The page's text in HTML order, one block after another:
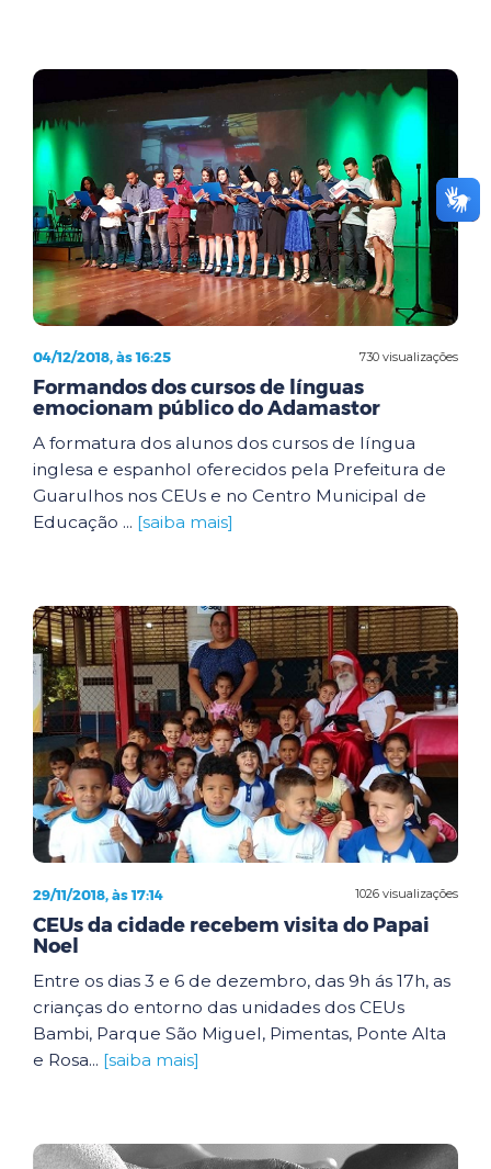
730 visualizações
04/12/2018, às 16:25
Formandos dos cursos de línguas
emocionam público do Adamastor
A formatura dos alunos dos cursos de língua
inglesa e espanhol oferecidos pela Prefeitura de
Guarulhos nos CEUs e no Centro Municipal de
Educação ... [saiba mais]
1026 visualizações
29/11/2018, às 17:14
CEUs da cidade recebem visita do Papai
Noel
Entre os dias 3 e 6 de dezembro, das 9h ás 17h, as
crianças do entorno das unidades dos CEUs
Bambi, Parque São Miguel, Pimentas, Ponte Alta
e Rosa... [saiba mais]